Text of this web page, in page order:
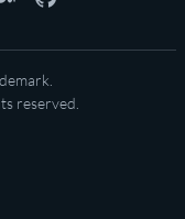
reserved.